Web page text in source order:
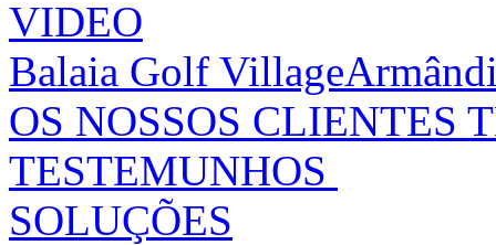
VIDEO
Balaia Golf Village
OS NOSSOS CLIENTES
TESTEMUNHOS
SOLUÇÕES